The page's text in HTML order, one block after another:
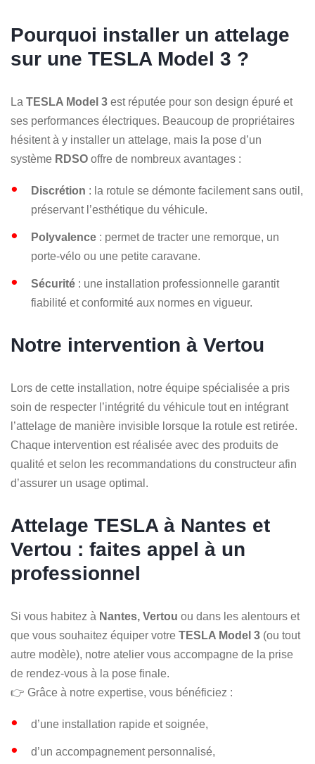
Pourquoi installer un attelage
sur une TESLA Model 3 ?
La TESLA Model 3 est réputée pour son design épuré et
ses performances électriques. Beaucoup de propriétaires
hésitent à y installer un attelage, mais la pose d’un
système RDSO offre de nombreux avantages :
Discrétion : la rotule se démonte facilement sans outil,
préservant l’esthétique du véhicule.
Polyvalence : permet de tracter une remorque, un
porte-vélo ou une petite caravane.
Sécurité : une installation professionnelle garantit
fiabilité et conformité aux normes en vigueur.
Notre intervention à Vertou
Lors de cette installation, notre équipe spécialisée a pris
soin de respecter l’intégrité du véhicule tout en intégrant
l’attelage de manière invisible lorsque la rotule est retirée.
Chaque intervention est réalisée avec des produits de
qualité et selon les recommandations du constructeur afin
d’assurer un usage optimal.
Attelage TESLA à Nantes et
Vertou : faites appel à un
professionnel
Si vous habitez à Nantes, Vertou ou dans les alentours et
que vous souhaitez équiper votre TESLA Model 3 (ou tout
autre modèle), notre atelier vous accompagne de la prise
de rendez-vous à la pose finale.
👉 Grâce à notre expertise, vous bénéficiez :
d’une installation rapide et soignée,
d’un accompagnement personnalisé,